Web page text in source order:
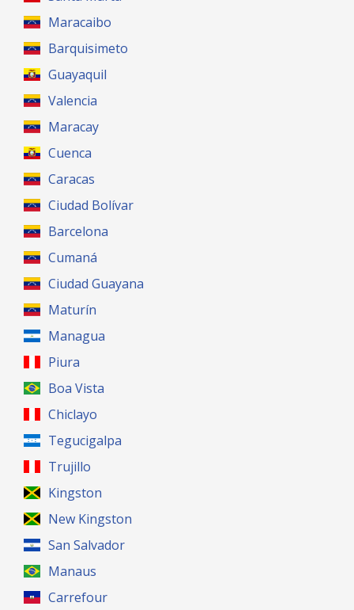
Maracaibo
Barquisimeto
Guayaquil
Valencia
Maracay
Cuenca
Caracas
Ciudad Bolívar
Barcelona
Cumaná
Ciudad Guayana
Maturín
Managua
Piura
Boa Vista
Chiclayo
Tegucigalpa
Trujillo
Kingston
New Kingston
San Salvador
Manaus
Carrefour